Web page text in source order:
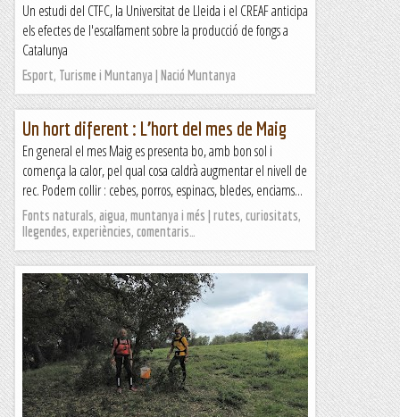
Un estudi del CTFC, la Universitat de Lleida i el CREAF anticipa
els efectes de l'escalfament sobre la producció de fongs a
Catalunya
Esport, Turisme i Muntanya | Nació Muntanya
Un hort diferent : L’hort del mes de Maig
En general el mes Maig es presenta bo, amb bon sol i
comença la calor, pel qual cosa caldrà augmentar el nivell de
rec. Podem collir : cebes, porros, espinacs, bledes, enciams...
Fonts naturals, aigua, muntanya i més | rutes, curiositats,
llegendes, experiències, comentaris…